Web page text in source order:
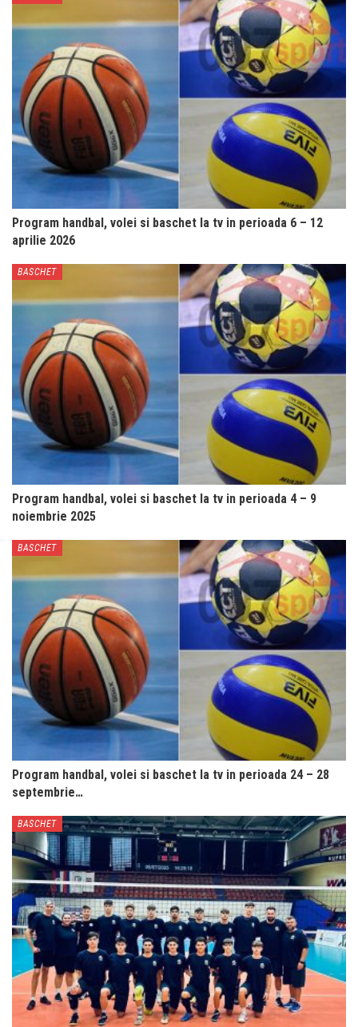
Program handbal, volei si baschet la tv in perioada 6 – 12
aprilie 2026
BASCHET
Program handbal, volei si baschet la tv in perioada 4 – 9
noiembrie 2025
BASCHET
Program handbal, volei si baschet la tv in perioada 24 – 28
septembrie…
BASCHET